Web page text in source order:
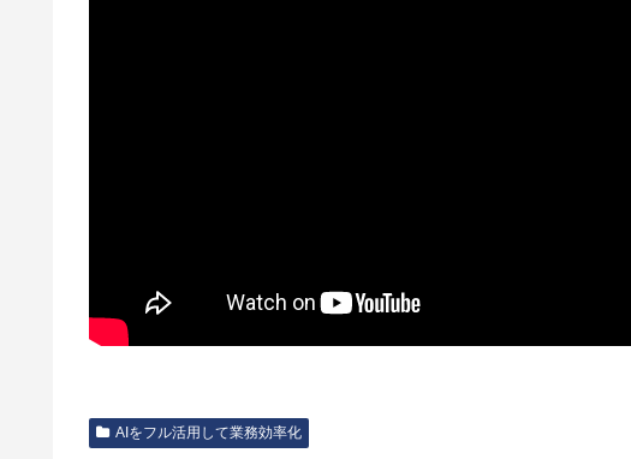
AIをフル活用して業務効率化